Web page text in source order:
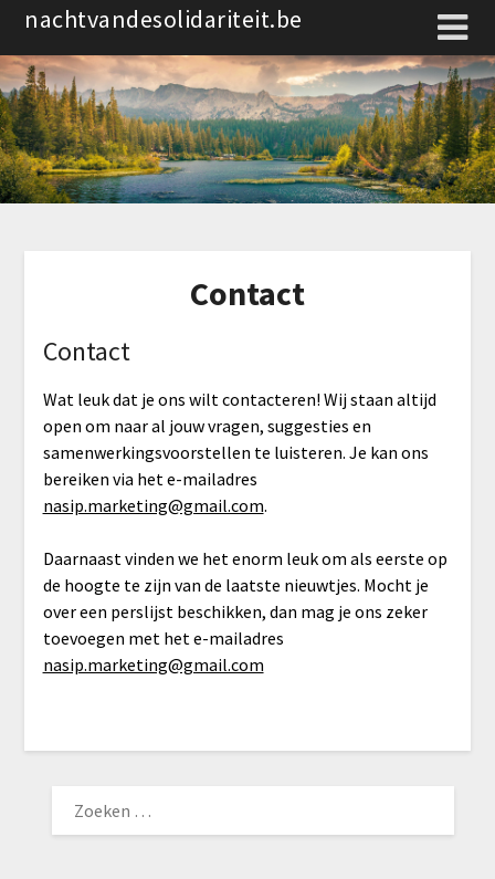
Spring
de
inhoud
nachtvandesolidariteit.be
Contact
Contact
Wat leuk dat je ons wilt contacteren! Wij staan altijd
open om naar al jouw vragen, suggesties en
samenwerkingsvoorstellen te luisteren. Je kan ons
bereiken via het e-mailadres
nasip.marketing@gmail.com.
Daarnaast vinden we het enorm leuk om als eerste op
de hoogte te zijn van de laatste nieuwtjes. Mocht je
over een perslijst beschikken, dan mag je ons zeker
toevoegen met het e-mailadres
nasip.marketing@gmail.com
NAAR: